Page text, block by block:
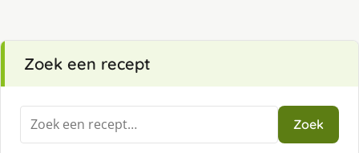
Zoek een recept
Zoeken
naar:
Zoek